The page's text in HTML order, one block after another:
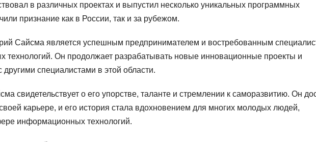
в различных проектах и выпустил несколько уникальных программных
признание как в России, так и за рубежом.
Сайсма является успешным предпринимателем и востребованным
технологий. Он продолжает разрабатывать новые инновационные проекты и
специалистами в этой области.
свидетельствует о его упорстве, таланте и стремлении к саморазвитию. Он
карьере, и его история стала вдохновением для многих молодых людей,
информационных технологий.